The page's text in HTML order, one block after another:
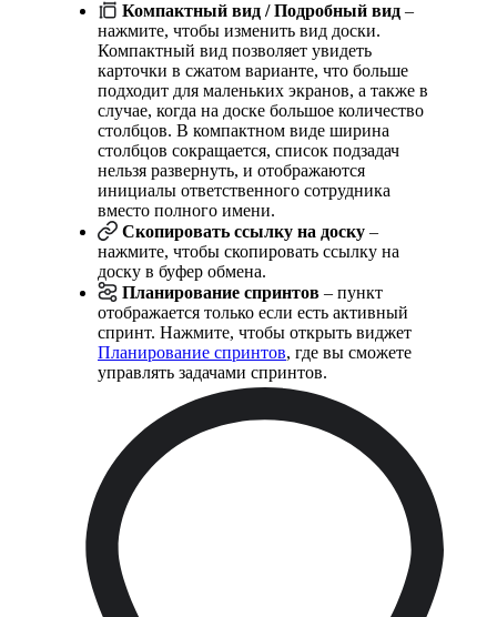
Компактный вид / Подробный вид –
нажмите, чтобы изменить вид доски.
Компактный вид позволяет увидеть
карточки в сжатом варианте, что больше
подходит для маленьких экранов, а также в
случае, когда на доске большое количество
столбцов. В компактном виде ширина
столбцов сокращается, список подзадач
нельзя развернуть, и отображаются
инициалы ответственного сотрудника
вместо полного имени.
Скопировать ссылку на доску –
нажмите, чтобы скопировать ссылку на
доску в буфер обмена.
Планирование спринтов – пункт
отображается только если есть активный
спринт. Нажмите, чтобы открыть виджет
Планирование спринтов, где вы сможете
управлять задачами спринтов.